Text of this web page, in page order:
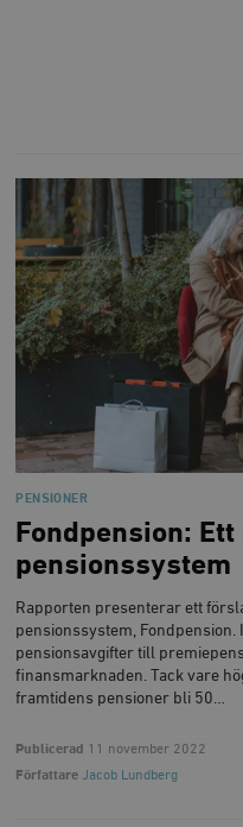
PENSIONER
Fondpension:
pensionssystem
Rapporten presenterar ett
pensionssystem, Fondpension.
pensionsavgifter till
finansmarknaden. Tack vare
framtidens pensioner bli 50…
Publicerad 11 november 2022
Författare Jacob Lundberg